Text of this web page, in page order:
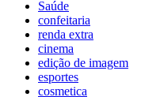
Saúde
confeitaria
renda extra
cinema
edição de imagem
esportes
cosmetica